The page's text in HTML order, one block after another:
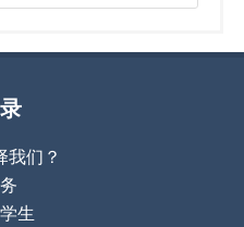
我们？
生